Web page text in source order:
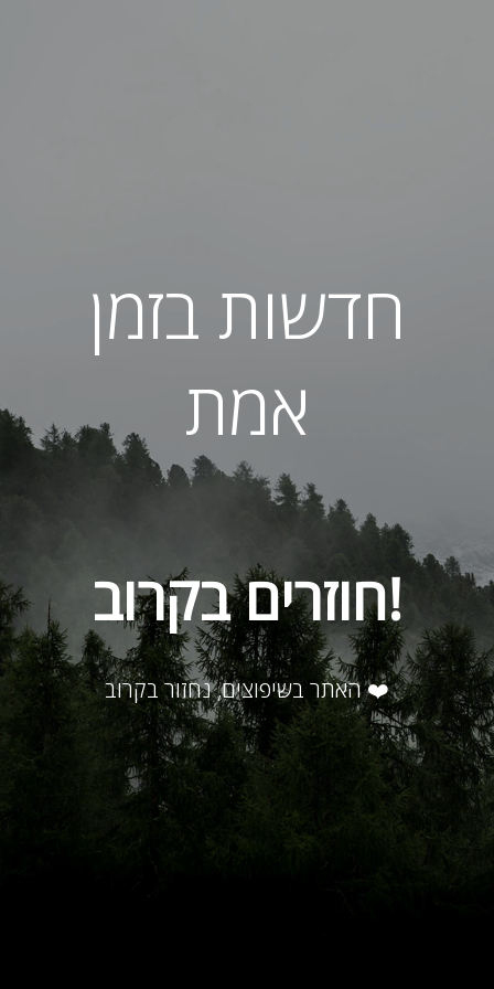
חדשות בזמן
אמת
חוזרים בקרוב!
האתר בשיפוצים, נחזור בקרוב ❤️